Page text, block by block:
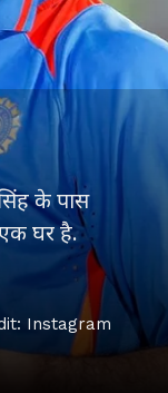
के पास
घर है.
Instagram